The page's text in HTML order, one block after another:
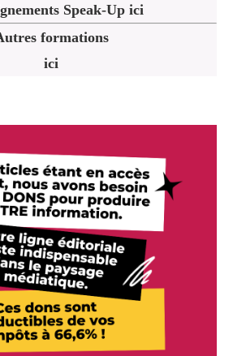
Speak-Up ici
formations
ici